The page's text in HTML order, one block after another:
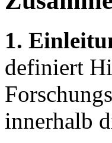
1.
definiert
innerhalb